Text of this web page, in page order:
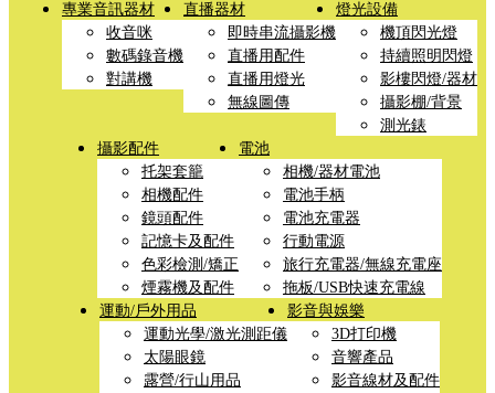
專業音訊器材
收音咪
數碼錄音機
對講機
直播器材
即時串流攝影機
直播用配件
直播用燈光
無線圖傳
燈光設備
機頂閃光燈
持續照明閃燈
影樓閃燈/器材
攝影棚/背景
測光錶
攝影配件
托架套籠
相機配件
鏡頭配件
記憶卡及配件
色彩檢測/矯正
煙霧機及配件
電池
相機/器材電池
電池手柄
電池充電器
行動電源
旅行充電器/無線充電座
拖板/USB快速充電線
運動/戶外用品
運動光學/激光測距儀
太陽眼鏡
露營/行山用品
影音與娛樂
3D打印機
音響產品
影音線材及配件